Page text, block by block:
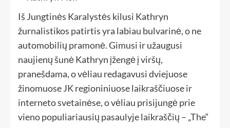
Iš Jungtinės Karalystės kilusi Kathryn
žurnalistikos patirtis yra labiau bulvarinė, o ne
automobilių pramonė. Gimusi ir užaugusi
naujienų šunė Kathryn įžengė į viršų,
pranešdama, o vėliau redagavusi dviejuose
žinomuose JK regioniniuose laikraščiuose ir
interneto svetainėse, o vėliau prisijungė prie
vieno populiariausių pasaulyje laikraščių – „The“